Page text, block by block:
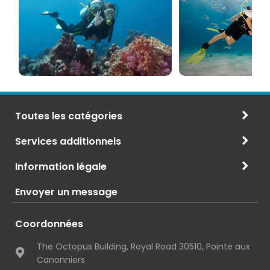
Port Mathurin include Marie, Queen of Rodrigues, a
statue of the Virgin Mary located in Pointe Canon.
à
Maurice
Toutes les catégories
Services additionnels
Information légale
Envoyer un message
Coordonnées
The Octopus Building, Royal Road 30510, Pointe aux
Canonniers